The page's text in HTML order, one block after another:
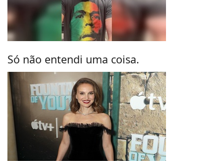
Só não entendi uma coisa.